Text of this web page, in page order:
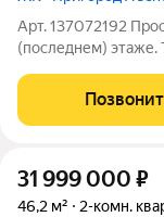
Арт. 137072192
(последнем) этаже.
максимум
метрах, частный
31 999 000 ₽
46,2 м² 2-комн.